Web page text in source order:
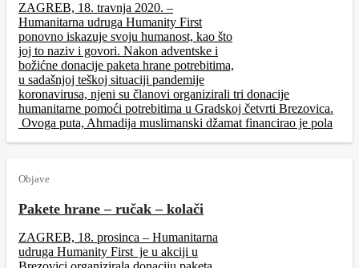
ZAGREB, 18. travnja 2020. –
Humanitarna udruga Humanity First
ponovno iskazuje svoju humanost, kao što
joj to naziv i govori. Nakon adventske i
božićne donacije paketa hrane potrebitima,
u sadašnjoj teškoj situaciji pandemije
koronavirusa, njeni su članovi organizirali tri donacije
humanitarne pomoći potrebitima u Gradskoj četvrti Brezovica.
Ovoga puta, Ahmadija muslimanski džamat financirao je pola
Objave
Pakete hrane – ručak – kolači
ZAGREB, 18. prosinca – Humanitarna
udruga Humanity First je u akciji u